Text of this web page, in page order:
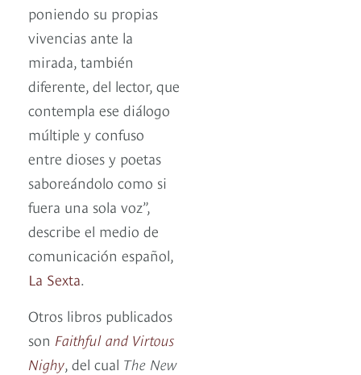
poniendo su propias
vivencias ante la
mirada, también
diferente, del lector, que
contempla ese diálogo
múltiple y confuso
entre dioses y poetas
saboreándolo como si
fuera una sola voz”,
describe el medio de
comunicación español,
La Sexta.
Otros libros publicados
son Faithful and Virtous
Nighy, del cual The New